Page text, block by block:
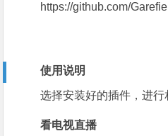
https://github.com/
使用说明
选择安装好的插件，进行
看电视直播